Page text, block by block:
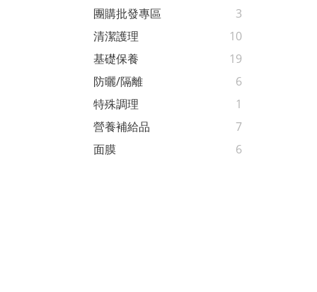
團購批發專區
3
清潔護理
10
基礎保養
19
防曬/隔離
6
特殊調理
1
營養補給品
7
面膜
6